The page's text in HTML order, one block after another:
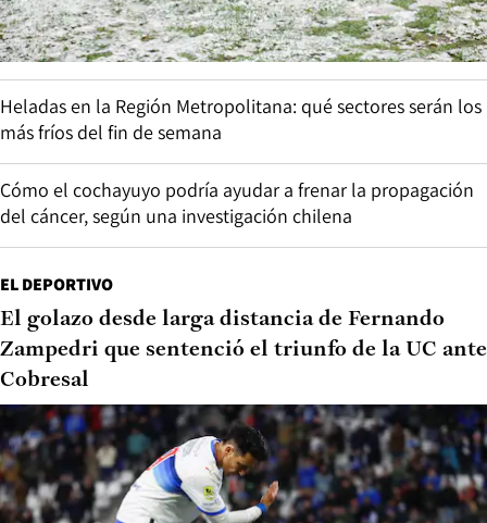
Heladas en la Región Metropolitana: qué sectores serán los
más fríos del fin de semana
Cómo el cochayuyo podría ayudar a frenar la propagación
del cáncer, según una investigación chilena
EL DEPORTIVO
El golazo desde larga distancia de Fernando
Zampedri que sentenció el triunfo de la UC ante
Cobresal